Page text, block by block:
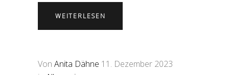
WEITERLESEN
Von Anita Dähne 11. Dezember 2023